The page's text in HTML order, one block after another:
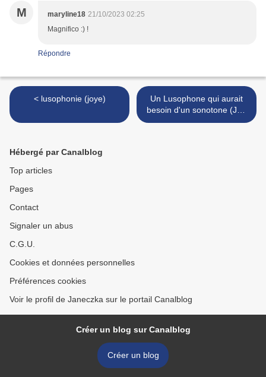
M maryline18 21/10/2023 02:25
Magnifico :) !
Répondre
< lusophonie (joye)
Un Lusophone qui aurait
besoin d'un sonotone (Joe
Krapov) >
Hébergé par Canalblog
Top articles
Pages
Contact
Signaler un abus
C.G.U.
Cookies et données personnelles
Préférences cookies
Voir le profil de Janeczka sur le portail Canalblog
Créer un blog sur Canalblog
Créer un blog